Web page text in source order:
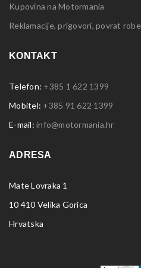
Kupovina na Motormania
Reklamacije, prigovori, povrat robe
KONTAKT
Telefon: +385 1 622 1399
Mobitel: +385 91 622 1399
E-mail: info@motormania.hr
ADRESA
Mate Lovraka 1
10 410 Velika Gorica
Hrvatska